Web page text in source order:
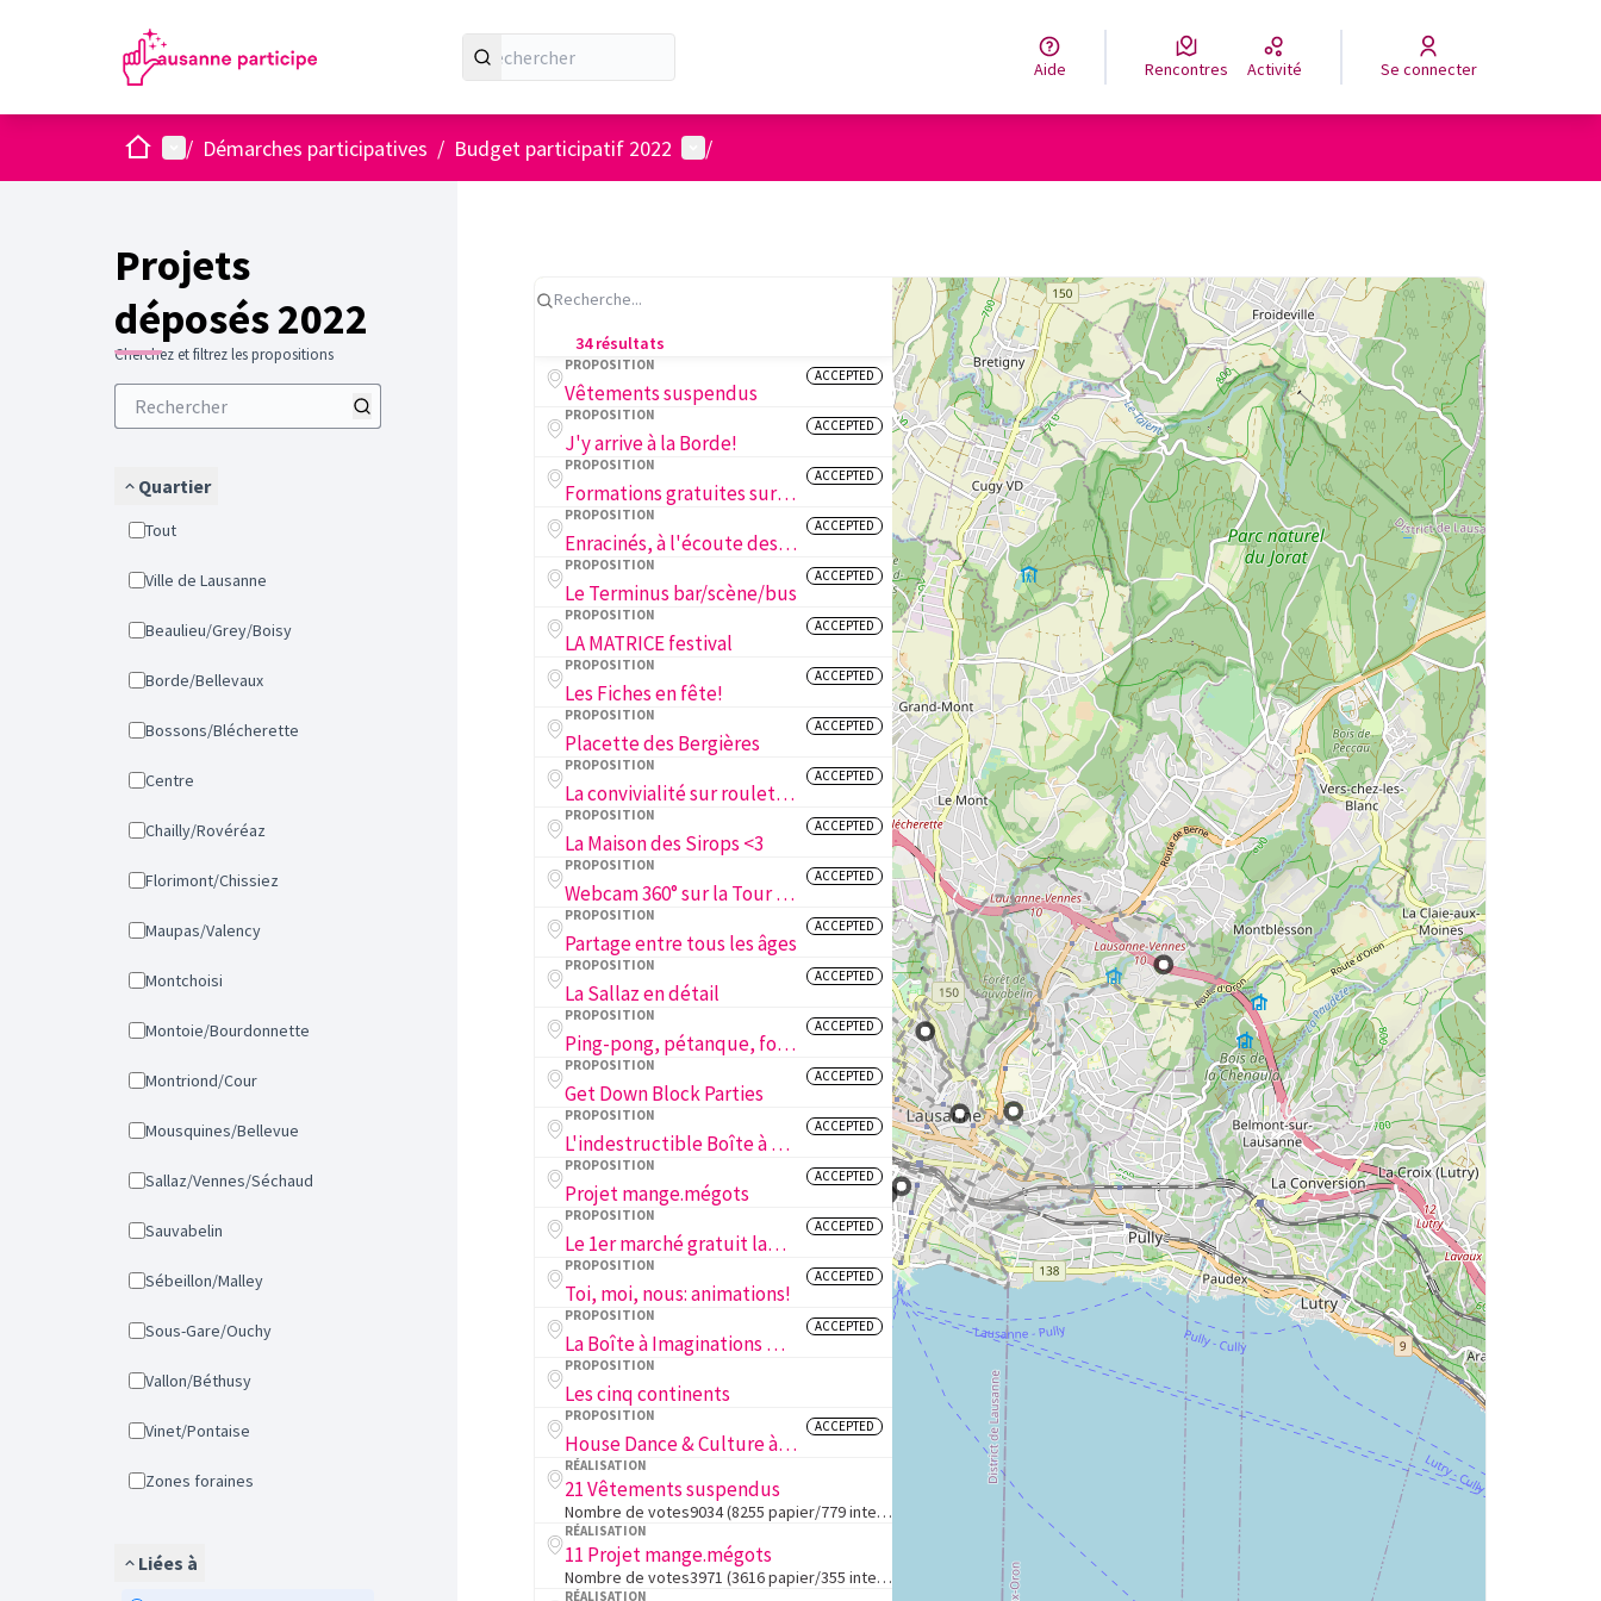
Aide Rencontres Activité Se connecter
AccueilMenu principal
/ Démarches participatives / Budget participatif 2022 Menu utilisateur
/
Projets
déposés 2022
Cherchez et filtrez les propositions
Quartier
Tout
Ville de Lausanne
Beaulieu/Grey/Boisy
Borde/Bellevaux
Bossons/Blécherette
Centre
Chailly/Rovéréaz
Florimont/Chissiez
Maupas/Valency
Montchoisi
Montoie/Bourdonnette
Montriond/Cour
Mousquines/Bellevue
Sallaz/Vennes/Séchaud
Sauvabelin
Sébeillon/Malley
Sous-Gare/Ouchy
Vallon/Béthusy
Vinet/Pontaise
Zones foraines
Liées à
34 résultats
PROPOSITION
Vêtements suspendus
ACCEPTED
PROPOSITION
J'y arrive à la Borde!
ACCEPTED
PROPOSITION
Formations gratuites sur la biodiversité des insectes en ville
ACCEPTED
PROPOSITION
Enracinés, à l'écoute des arbres de la ville
ACCEPTED
PROPOSITION
Le Terminus bar/scène/bus
ACCEPTED
PROPOSITION
LA MATRICE festival
ACCEPTED
PROPOSITION
Les Fiches en fête!
ACCEPTED
PROPOSITION
Placette des Bergières
ACCEPTED
PROPOSITION
La convivialité sur roulettes !
ACCEPTED
PROPOSITION
La Maison des Sirops <3
ACCEPTED
PROPOSITION
Webcam 360° sur la Tour de Sauvabelin
ACCEPTED
PROPOSITION
Partage entre tous les âges
ACCEPTED
PROPOSITION
La Sallaz en détail
ACCEPTED
PROPOSITION
Ping-pong, pétanque, foot et basket aux Fiches Nord!
ACCEPTED
PROPOSITION
Get Down Block Parties
ACCEPTED
PROPOSITION
L'indestructible Boîte à Livres
ACCEPTED
PROPOSITION
Projet mange.mégots
ACCEPTED
PROPOSITION
Le 1er marché gratuit lausannois
ACCEPTED
PROPOSITION
Toi, moi, nous: animations!
ACCEPTED
PROPOSITION
La Boîte à Imaginations & La Boîte des Changes
ACCEPTED
PROPOSITION
Les cinq continents
PROPOSITION
House Dance & Culture à Lausanne
ACCEPTED
RÉALISATION
21 Vêtements suspendus
Nombre de votes9034 (8255 papier/779 internet)1. Le projet en deux lignesConstruire une penderie dans l'espace public dans laquelle déposer ou prendre des vêtements chauds en période hivernale.2. L'objectif du projetFavoriser la solidarité envers les…
RÉALISATION
11 Projet mange.mégots
Nombre de votes3971 (3616 papier/355 internet)1. Le projet en deux lignesProjet Interdisciplinaire entre apprenti.e.s qui est un cendrier avec broyeur intégré.2. L'objectif du projetL'objectif est de réduire les mégots de cigarettes au sol. Nous viso…
RÉALISATION